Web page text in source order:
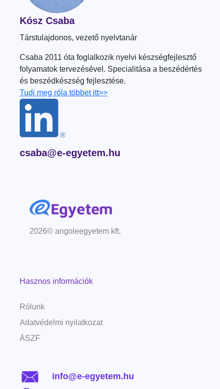
Kósz Csaba
Társtulajdonos, vezető nyelvtanár
Csaba 2011 óta foglalkozik nyelvi készségfejlesztő
folyamatok tervezésével. Specialitása a beszédértés
és beszédkészség fejlesztése.
Tudj meg róla többet itt>>
csaba@e-egyetem.hu
2026© angoleegyetem kft.
Hasznos információk
Rólunk
Adatvédelmi nyilatkozat
ÁSZF
info@e-egyetem.hu